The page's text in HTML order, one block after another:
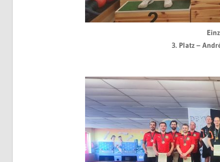
3. Platz –